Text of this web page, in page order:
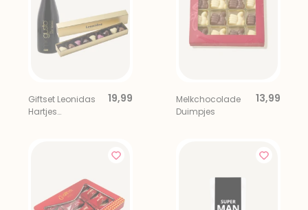
Giftset Leonidas
Hartjes
19,99
Melkchocolade
Duimpjes
13,99